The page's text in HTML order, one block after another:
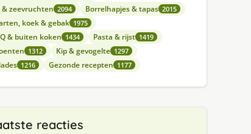
& zeevruchten 2094 Borrelhapjes & tapas 2015
koek & gebak 1975
& buiten koken 1434 Pasta & rijst 1419
1312 Kip & gevogelte 1297
1216 Gezonde recepten 1177
reacties